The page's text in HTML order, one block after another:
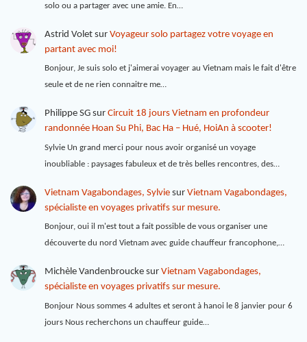
solo ou a partager avec une amie. En…
Astrid Voletsur Voyageur solo partagez votre voyage en
partant avec moi!
Bonjour, Je suis solo et j'aimerai voyager au Vietnam mais le fait d'être
seule et de ne rien connaitre me…
Philippe SGsur Circuit 18 jours Vietnam en profondeur
randonnée Hoan Su Phi, Bac Ha – Hué, HoiAn à scooter!
Sylvie Un grand merci pour nous avoir organisé un voyage
inoubliable : paysages fabuleux et de très belles rencontres, des…
Vietnam Vagabondages, Sylviesur Vietnam Vagabondages,
spécialiste en voyages privatifs sur mesure.
Bonjour, oui il m'est tout a fait possible de vous organiser une
découverte du nord Vietnam avec guide chauffeur francophone,…
Michèle Vandenbrouckesur Vietnam Vagabondages,
spécialiste en voyages privatifs sur mesure.
Bonjour Nous sommes 4 adultes et seront à hanoi le 8 janvier pour 6
jours Nous recherchons un chauffeur guide…